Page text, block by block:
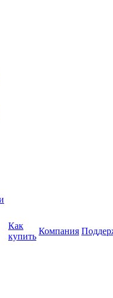
Как
купить
Компания